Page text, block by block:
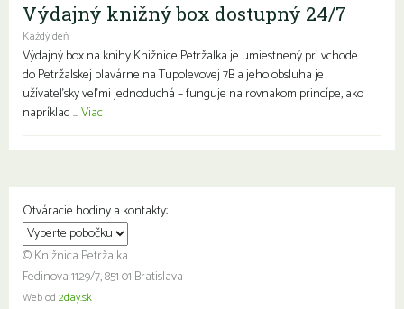
Výdajný knižný box dostupný 24/7
Každý deň
Výdajný box na knihy Knižnice Petržalka je umiestnený pri vchode
do Petržalskej plavárne na Tupolevovej 7B a jeho obsluha je
užívateľsky veľmi jednoduchá – funguje na rovnakom princípe, ako
napríklad ...Viac
Otváracie hodiny a kontakty:
© Knižnica Petržalka
Fedinova 1129/7, 851 01 Bratislava
Web od 2day.sk